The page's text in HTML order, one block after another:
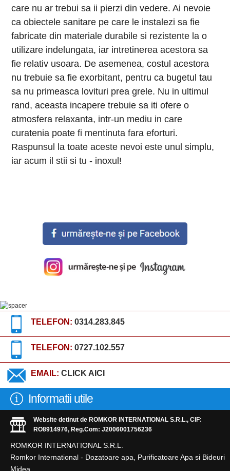
care nu ar trebui sa ii pierzi din vedere. Ai nevoie
ca obiectele sanitare pe care le instalezi sa fie
fabricate din materiale durabile si rezistente la o
utilizare indelungata, iar intretinerea acestora sa
fie relativ usoara. De asemenea, costul acestora
nu trebuie sa fie exorbitant, pentru ca bugetul tau
sa nu primeasca lovituri prea grele. Nu in ultimul
rand, aceasta incapere trebuie sa iti ofere o
atmosfera relaxanta, intr-un mediu in care
curatenia poate fi mentinuta fara eforturi.
Raspunsul la toate aceste nevoi este unul simplu,
iar acum il stii si tu - inoxul!
TELEFON: 0314.283.845
TELEFON: 0727.102.557
EMAIL: CLICK AICI
Informatii utile
Website detinut de ROMKOR INTERNATIONAL S.R.L., CIF:
RO8914976, Reg.Com: J2006001756236
ROMKOR INTERNATIONAL S.R.L.
Romkor International - Dozatoare apa, Purificatoare Apa si Bideuri
Midea